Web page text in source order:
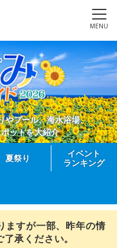
MENU
やプール、海水浴場、
ットを大紹介
夏祭り
イベント
ランキング
ますが一部、昨年の情
承ください。